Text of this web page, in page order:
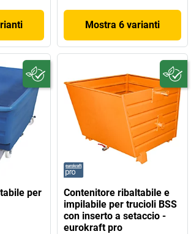
Mostra 6 varianti
per
Contenitore ribaltabile e
impilabile per trucioli BSS
con inserto a setaccio -
eurokraft pro